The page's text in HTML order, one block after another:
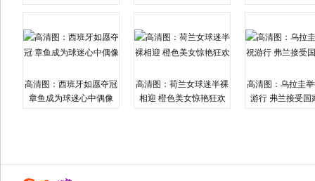
高清图：西班牙如愿夺冠
章鱼成为球迷心中偶像
高清图：荷兰女球迷半裸
相迎 橙色美女惊艳狂欢
高清图：乌拉圭
游行 弗兰接受国